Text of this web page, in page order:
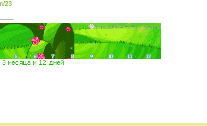
23